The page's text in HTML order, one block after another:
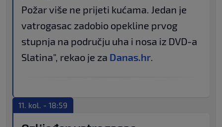
Požar više ne prijeti kućama. Jedan je
vatrogasac zadobio opekline prvog
stupnja na području uha i nosa iz DVD-a
Slatina", rekao je za Danas.hr.
11. kol. - 18:59